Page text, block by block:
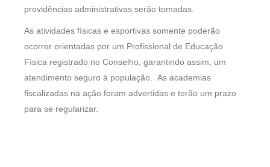
providências administrativas serão tomadas.
As atividades físicas e esportivas somente poderão
ocorrer orientadas por um Profissional de Educação
Física registrado no Conselho, garantindo assim, um
atendimento seguro à população. As academias
fiscalizadas na ação foram advertidas e terão um prazo
para se regularizar.